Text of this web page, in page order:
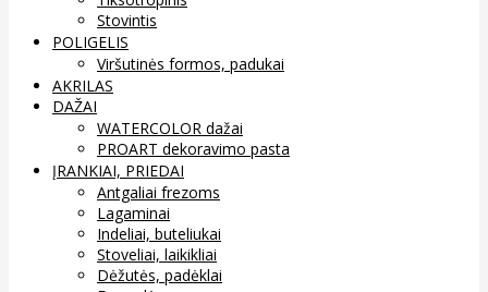
Stovintis
POLIGELIS
Viršutinės formos, padukai
AKRILAS
DAŽAI
WATERCOLOR dažai
PROART dekoravimo pasta
ĮRANKIAI, PRIEDAI
Antgaliai frezoms
Lagaminai
Indeliai, buteliukai
Stoveliai, laikikliai
Dėžutės, padėklai